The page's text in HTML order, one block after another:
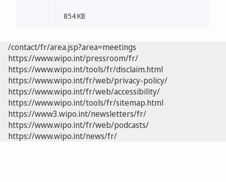
854 KB
/contact/fr/area.jsp?area=meetings
https://www.wipo.int/pressroom/fr/
https://www.wipo.int/tools/fr/disclaim.html
https://www.wipo.int/fr/web/privacy-policy/
https://www.wipo.int/fr/web/accessibility/
https://www.wipo.int/tools/fr/sitemap.html
https://www3.wipo.int/newsletters/fr/
https://www.wipo.int/fr/web/podcasts/
https://www.wipo.int/news/fr/